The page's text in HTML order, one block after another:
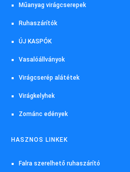
Műanyag virágcserepek
Ruhaszárítók
ÚJ KASPÓK
Vasalóállványok
Virágcserép alátétek
Virágkelyhek
Zománc edények
HASZNOS LINKEK
Falra szerelhető ruhaszárító